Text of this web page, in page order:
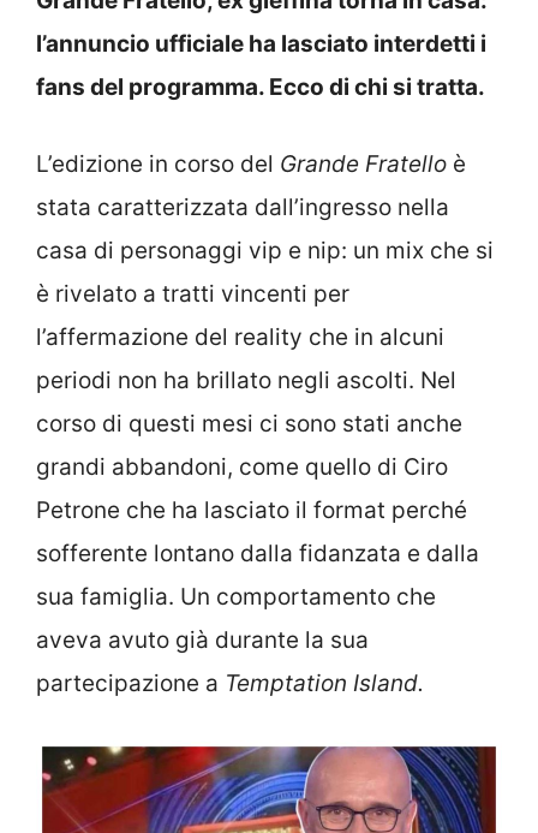
l’annuncio ufficiale ha lasciato interdetti i
fans del programma. Ecco di chi si tratta.
L’edizione in corso del Grande Fratello è
stata caratterizzata dall’ingresso nella
casa di personaggi vip e nip: un mix che si
è rivelato a tratti vincenti per
l’affermazione del reality che in alcuni
periodi non ha brillato negli ascolti. Nel
corso di questi mesi ci sono stati anche
grandi abbandoni, come quello di Ciro
Petrone che ha lasciato il format perché
sofferente lontano dalla fidanzata e dalla
sua famiglia. Un comportamento che
aveva avuto già durante la sua
partecipazione a Temptation Island.